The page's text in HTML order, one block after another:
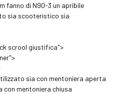
fanno di N90-3 un apribile
sia scooteristico sia
scrool giustifica">
sia con mentoniera aperta
con mentoniera chiusa